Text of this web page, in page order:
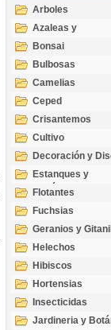
Arboles
Azaleas y
Rododendros
Bonsai
Bulbosas
Camelias
Ceped
Crisantemos
Cultivo
Decoración y
Estanques y
Acuáticas
Flotantes
Fuchsias
Geranios y
Helechos
Hibiscos
Hortensias
Insecticidas
Jardineria y